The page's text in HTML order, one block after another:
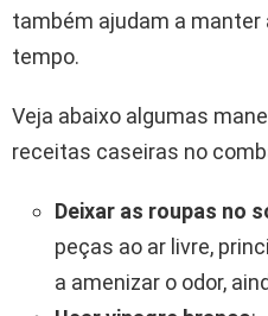
também ajudam a
tempo.
Veja abaixo algumas
receitas caseiras no
Deixar as roupas no
peças ao ar livre,
a amenizar o odor,